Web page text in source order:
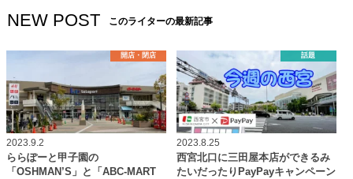
NEW POST このライターの最新記事
開店・閉店
2023.9.2
ららぽーと甲子園の
「OSHMAN’S」と「ABC-MART
話題
2023.8.25
西宮北口に三田屋本店ができるみ
たいだったりPayPayキャンペーン